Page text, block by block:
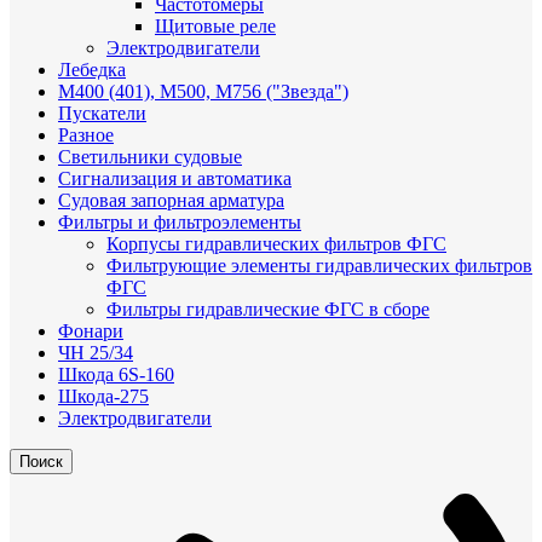
Частотомеры
Щитовые реле
Электродвигатели
Лебедка
М400 (401), М500, М756 ("Звезда")
Пускатели
Разное
Светильники судовые
Сигнализация и автоматика
Судовая запорная арматура
Фильтры и фильтроэлементы
Корпусы гидравлических фильтров ФГС
Фильтрующие элементы гидравлических фильтров
ФГС
Фильтры гидравлические ФГС в сборе
Фонари
ЧН 25/34
Шкода 6S-160
Шкода-275
Электродвигатели
Поиск